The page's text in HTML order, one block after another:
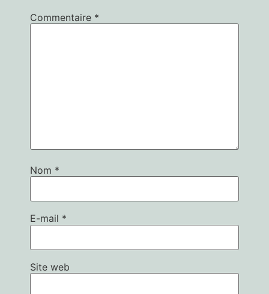
Commentaire *
Nom *
E-mail *
Site web